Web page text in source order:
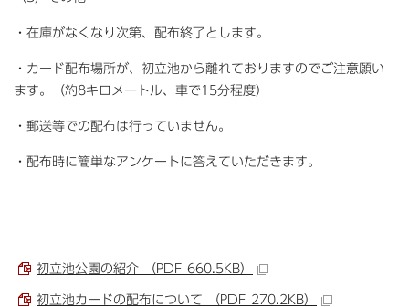
・在庫がなくなり次第、配布終了とします。
・カード配布場所が、初立池から離れておりますのでご注意願い
ます。（約8キロメートル、車で15分程度）
・郵送等での配布は行っていません。
・配布時に簡単なアンケートに答えていただきます。
初立池公園の紹介 （PDF 660.5KB）
初立池カードの配布について （PDF 270.2KB）